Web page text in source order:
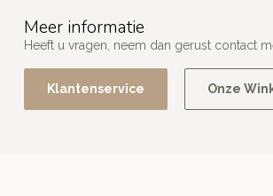
Meer informatie
Heeft u vragen, neem dan gerust contact
Klantenservice Onze